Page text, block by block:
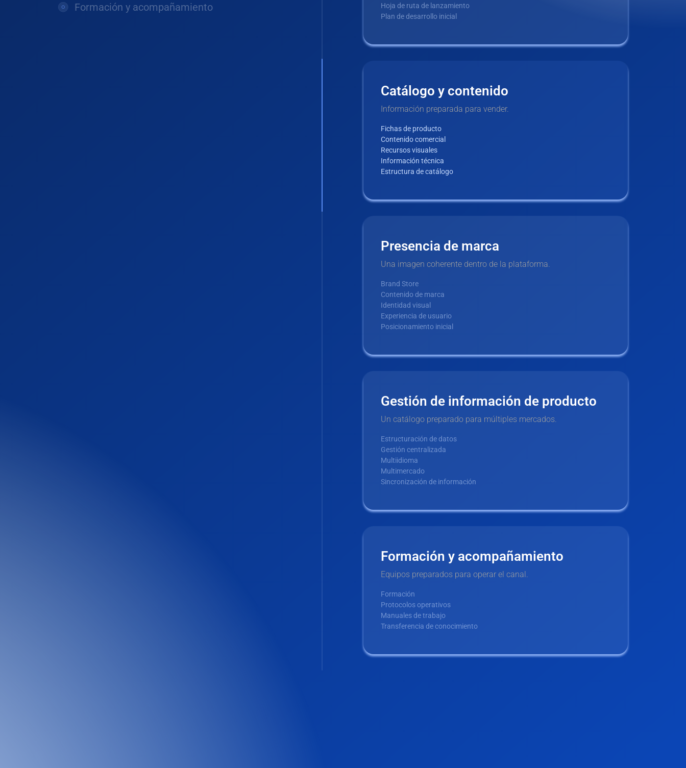
Formación y acompañamiento
Hoja de ruta de lanzamiento
Plan de desarrollo inicial
Catálogo y contenido
Información preparada para vender.
Fichas de producto
Contenido comercial
Recursos visuales
Información técnica
Estructura de catálogo
Presencia de marca
Una imagen coherente dentro de la plataforma.
Brand Store
Contenido de marca
Identidad visual
Experiencia de usuario
Posicionamiento inicial
Gestión de información de producto
Un catálogo preparado para múltiples mercados.
Estructuración de datos
Gestión centralizada
Multiidioma
Multimercado
Sincronización de información
Formación y acompañamiento
Equipos preparados para operar el canal.
Formación
Protocolos operativos
Manuales de trabajo
Transferencia de conocimiento